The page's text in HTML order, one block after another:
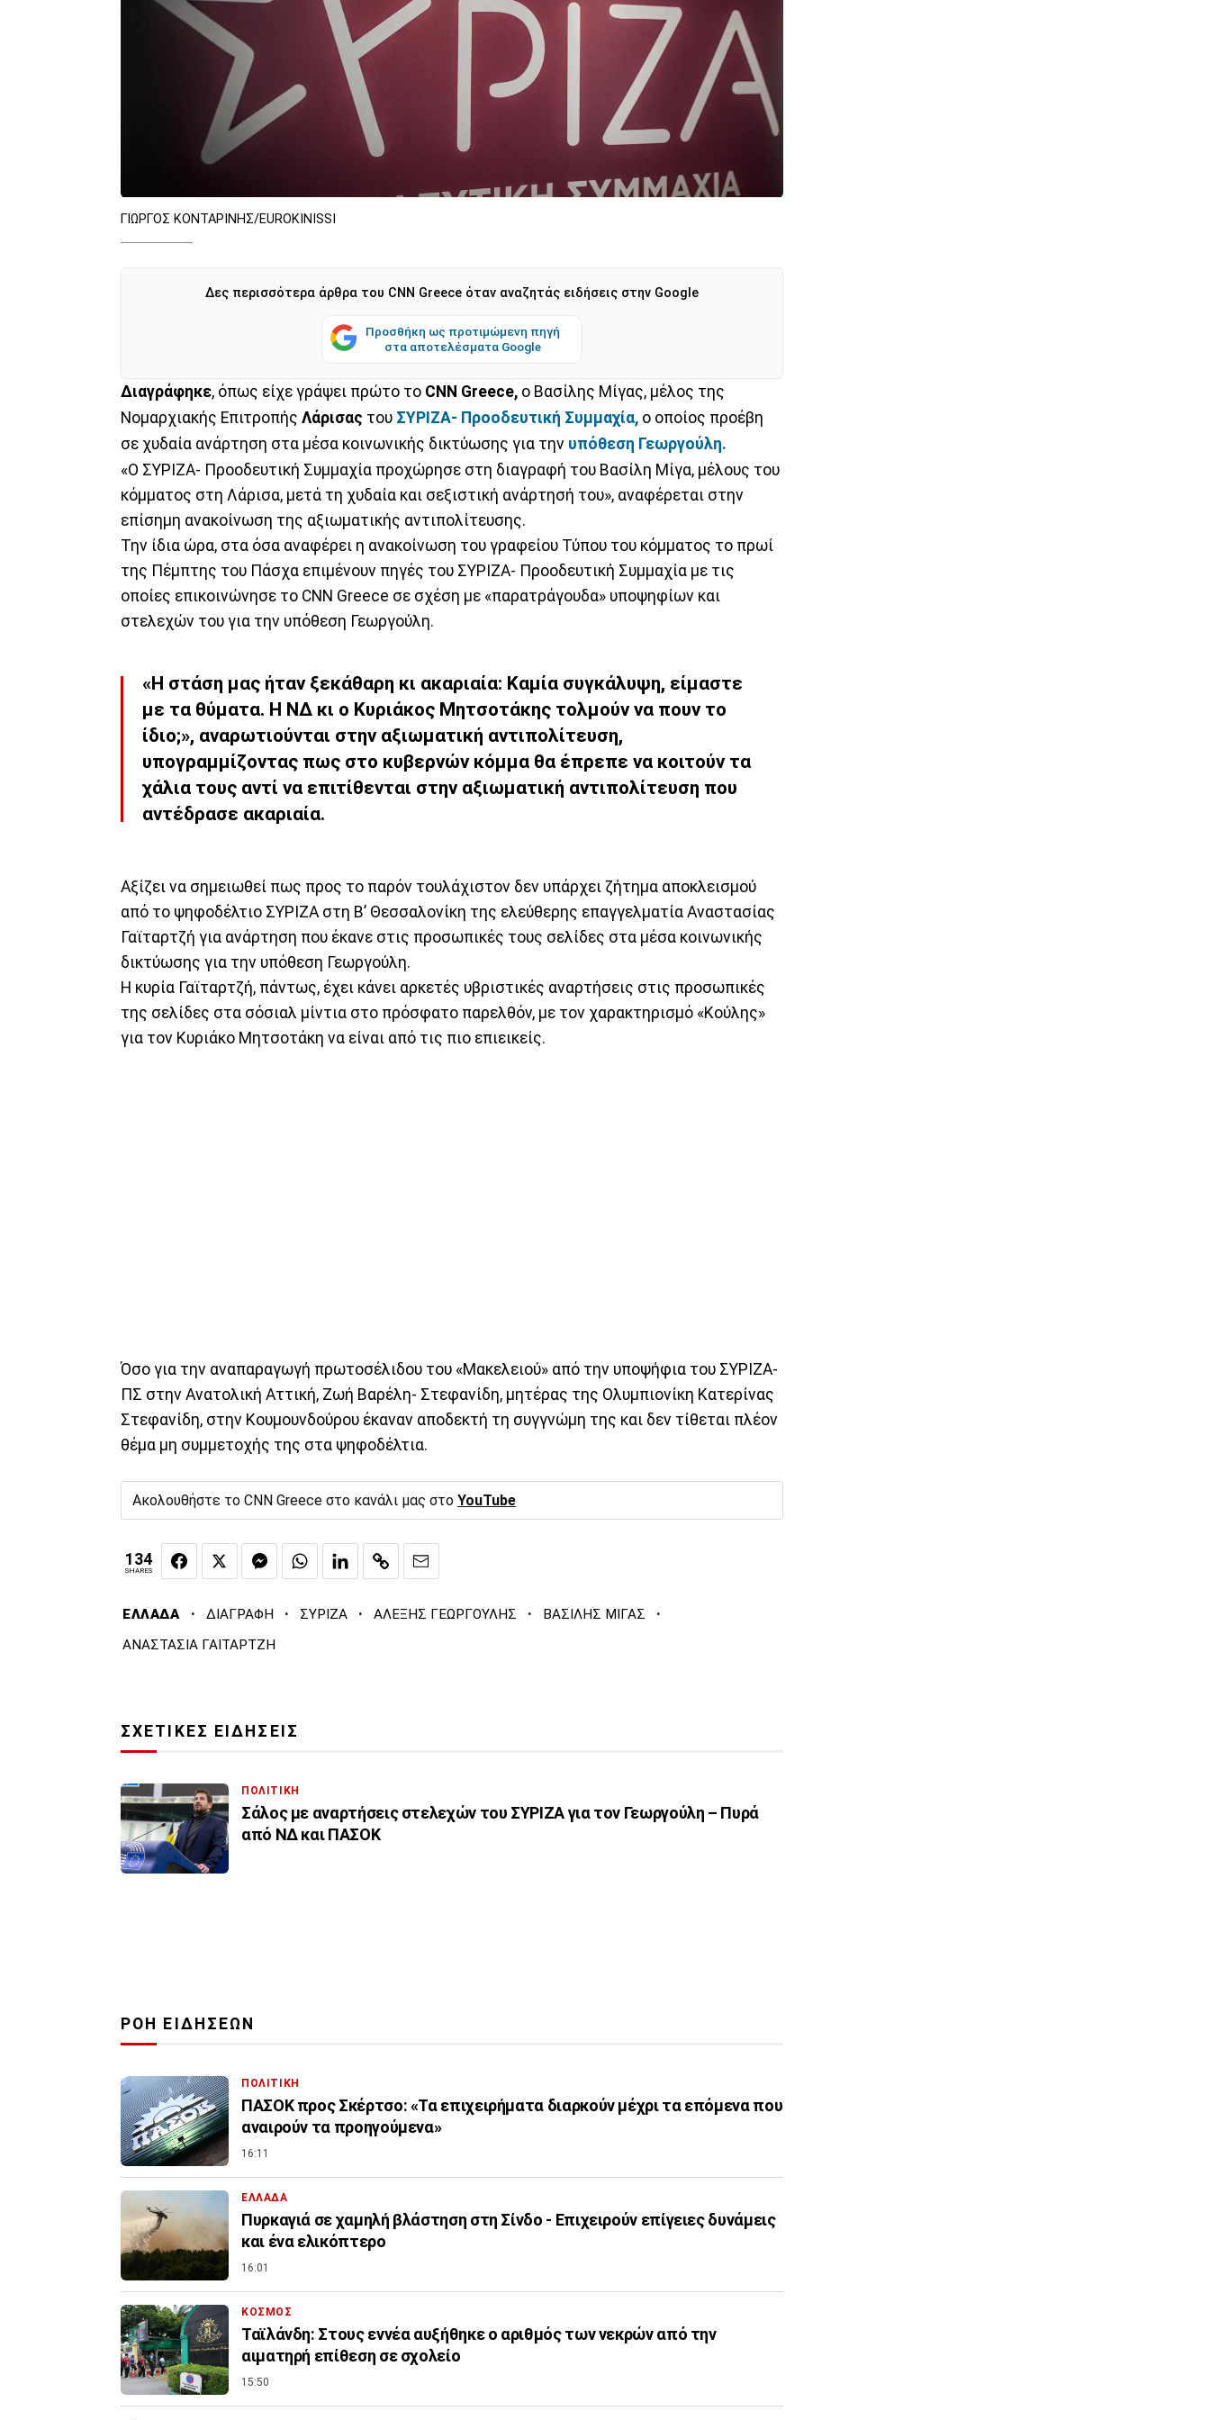
ΓΙΩΡΓΟΣ ΚΟΝΤΑΡΙΝΗΣ/EUROKINISSI
Δες περισσότερα άρθρα του CNN Greece όταν αναζητάς ειδήσεις στην Google
Προσθήκη ως προτιμώμενη πηγή
στα αποτελέσματα Google
Διαγράφηκε, όπως είχε γράψει πρώτο το CNN Greece, ο Βασίλης Μίγας, μέλος της
Νομαρχιακής Επιτροπής Λάρισας του ΣΥΡΙΖΑ- Προοδευτική Συμμαχία, ο οποίος προέβη
σε χυδαία ανάρτηση στα μέσα κοινωνικής δικτύωσης για την υπόθεση Γεωργούλη.
«O ΣΥΡΙΖΑ- Προοδευτική Συμμαχία προχώρησε στη διαγραφή του Βασίλη Μίγα, μέλους του
κόμματος στη Λάρισα, μετά τη χυδαία και σεξιστική ανάρτησή του», αναφέρεται στην
επίσημη ανακοίνωση της αξιωματικής αντιπολίτευσης.
Την ίδια ώρα, στα όσα αναφέρει η ανακοίνωση του γραφείου Τύπου του κόμματος το πρωί
της Πέμπτης του Πάσχα επιμένουν πηγές του ΣΥΡΙΖΑ- Προοδευτική Συμμαχία με τις
οποίες επικοινώνησε το CNN Greece σε σχέση με «παρατράγουδα» υποψηφίων και
στελεχών του για την υπόθεση Γεωργούλη.
«Η στάση μας ήταν ξεκάθαρη κι ακαριαία: Καμία συγκάλυψη, είμαστε
με τα θύματα. Η ΝΔ κι ο Κυριάκος Μητσοτάκης τολμούν να πουν το
ίδιο;», αναρωτιούνται στην αξιωματική αντιπολίτευση,
υπογραμμίζοντας πως στο κυβερνών κόμμα θα έπρεπε να κοιτούν τα
χάλια τους αντί να επιτίθενται στην αξιωματική αντιπολίτευση που
αντέδρασε ακαριαία.
Αξίζει να σημειωθεί πως προς το παρόν τουλάχιστον δεν υπάρχει ζήτημα αποκλεισμού
από το ψηφοδέλτιο ΣΥΡΙΖΑ στη Β’ Θεσσαλονίκη της ελεύθερης επαγγελματία Αναστασίας
Γαϊταρτζή για ανάρτηση που έκανε στις προσωπικές τους σελίδες στα μέσα κοινωνικής
δικτύωσης για την υπόθεση Γεωργούλη.
Η κυρία Γαϊταρτζή, πάντως, έχει κάνει αρκετές υβριστικές αναρτήσεις στις προσωπικές
της σελίδες στα σόσιαλ μίντια στο πρόσφατο παρελθόν, με τον χαρακτηρισμό «Κούλης»
για τον Κυριάκο Μητσοτάκη να είναι από τις πιο επιεικείς.
Όσο για την αναπαραγωγή πρωτοσέλιδου του «Μακελειού» από την υποψήφια του ΣΥΡΙΖΑ-
ΠΣ στην Ανατολική Αττική, Ζωή Βαρέλη- Στεφανίδη, μητέρας της Ολυμπιονίκη Κατερίνας
Στεφανίδη, στην Κουμουνδούρου έκαναν αποδεκτή τη συγγνώμη της και δεν τίθεται πλέον
θέμα μη συμμετοχής της στα ψηφοδέλτια.
Ακολουθήστε το CNN Greece στο κανάλι μας στο YouTube
134
SHARES
ΕΛΛΑΔΑ · ΔΙΑΓΡΑΦΗ · ΣΥΡΙΖΑ · ΑΛΕΞΗΣ ΓΕΩΡΓΟΥΛΗΣ · ΒΑΣΙΛΗΣ ΜΙΓΑΣ ·
ΑΝΑΣΤΑΣΙΑ ΓΑΙΤΑΡΤΖΗ
ΣΧΕΤΙΚΕΣ ΕΙΔΗΣΕΙΣ
ΠΟΛΙΤΙΚΗ
Σάλος με αναρτήσεις στελεχών του ΣΥΡΙΖΑ για τον Γεωργούλη – Πυρά
από ΝΔ και ΠΑΣΟΚ
ΡΟΗ ΕΙΔΗΣΕΩΝ
ΠΟΛΙΤΙΚΗ
ΠΑΣΟΚ προς Σκέρτσο: «Τα επιχειρήματα διαρκούν μέχρι τα επόμενα που
αναιρούν τα προηγούμενα»
16:11
ΕΛΛΑΔΑ
Πυρκαγιά σε χαμηλή βλάστηση στη Σίνδο - Επιχειρούν επίγειες δυνάμεις
και ένα ελικόπτερο
16:01
ΚΟΣΜΟΣ
Ταϊλάνδη: Στους εννέα αυξήθηκε ο αριθμός των νεκρών από την
αιματηρή επίθεση σε σχολείο
15:50